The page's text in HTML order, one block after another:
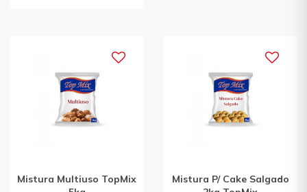
Mistura Multiuso TopMix
Mistura P/ Cake Salgado